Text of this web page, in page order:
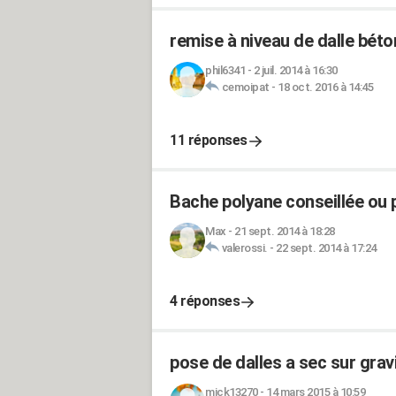
remise à niveau de dalle
phil6341 - 2 juil. 2014 à 16:30
cemoipat - 18 oct. 2016 à 14:45
11 réponses
Bache polyane conseillée ou
Max - 21 sept. 2014 à 18:28
valerossi. - 22 sept. 2014 à 17:24
4 réponses
pose de dalles a sec sur
mick13270- 14 mars 2015 à 10:59